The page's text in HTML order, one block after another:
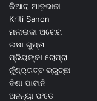
କିଆରା ଆଡ଼ଭାନୀ
Kriti Sanon
ମଲାଇକା ଅରୋରା
ଇଷା ଗୁପ୍ତା
ପ୍ରିୟଙ୍କା ଚୋପ୍ରା
ନୁଁଶ୍ର୍ରତ୍ତ ଭ୍ରୁଚ୍ଛା
ଦିଶା ପାଟାନି
ଅନନ୍ୟା ପଂଡେ